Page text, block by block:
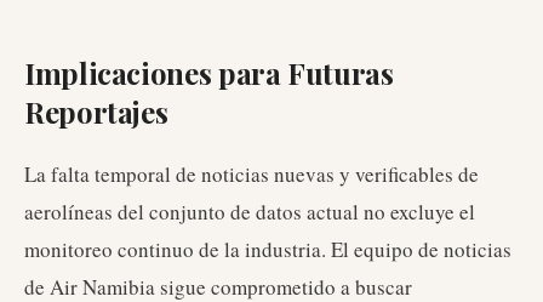
Implicaciones para Futuras
Reportajes
La falta temporal de noticias nuevas y verificables de
aerolíneas del conjunto de datos actual no excluye el
monitoreo continuo de la industria. El equipo de noticias
de Air Namibia sigue comprometido a buscar